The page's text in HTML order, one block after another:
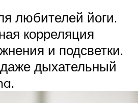
любителей йоги.
корреляция
и подсветки.
дыхательный